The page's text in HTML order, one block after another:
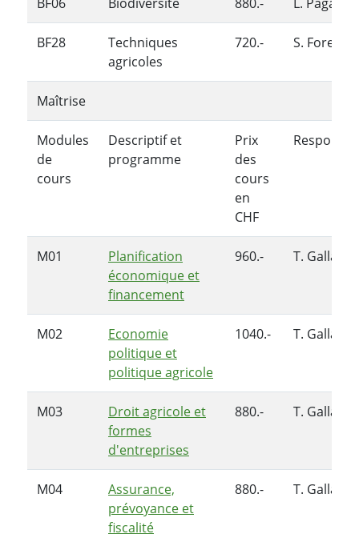
BF28
Techniques
agricoles
720.- S.
Maîtrise
Modules
de
cours
Descriptif et
programme
Prix
des
cours
en
CHF
M01
Planification
économique et
financement
960.- T.
M02
Economie
politique et
politique agricole
1040.- T.
M03
Droit agricole et
formes
d'entreprises
880.- T.
M04
Assurance,
prévoyance et
fiscalité
880.- T.